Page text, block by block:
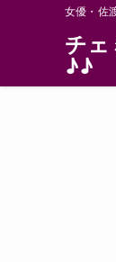
女優・佐
チ
♪♪